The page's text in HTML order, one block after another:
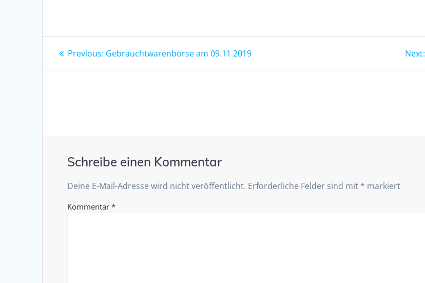
Beitragsnavigation
Previous: Previous
Gebrauchtwarenbörse am 09.11.2019 Next:
Schreibe einen Kommentar
Deine E-Mail-Adresse wird nicht veröffentlicht. Erforderliche Felder sind mit * markiert
Kommentar*